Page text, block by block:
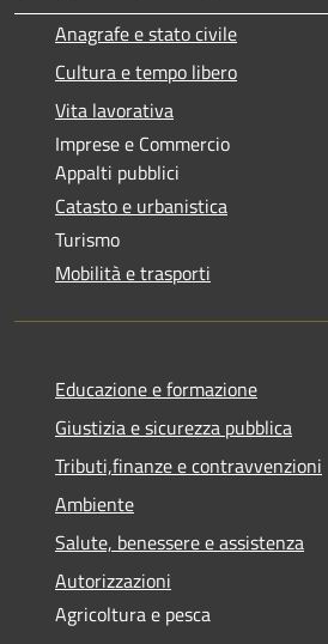
Anagrafe e stato civile
Cultura e tempo libero
Vita lavorativa
Imprese e Commercio
Appalti pubblici
Catasto e urbanistica
Turismo
Mobilità e trasporti
Educazione e formazione
Giustizia e sicurezza pubblica
Tributi,finanze e contravvenzioni
Ambiente
Salute, benessere e assistenza
Autorizzazioni
Agricoltura e pesca